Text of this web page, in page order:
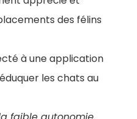
des félins
à une application
les chats au